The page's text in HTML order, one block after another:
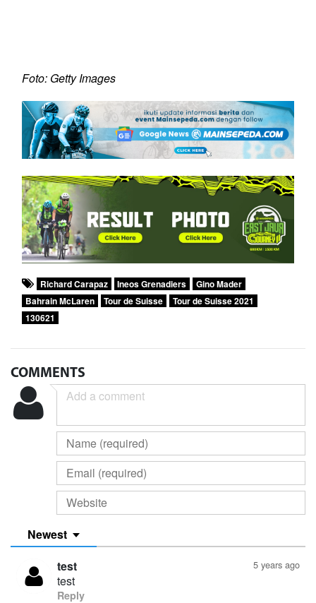
Foto: Getty Images
Richard Carapaz Ineos Grenadiers
Gino Mader
Bahrain McLaren
Tour de Suisse
Tour de Suisse 2021
130621
COMMENTS
Newest
5 years ago
test
test
Reply